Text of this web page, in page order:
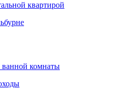
квартирой
ванной комнаты